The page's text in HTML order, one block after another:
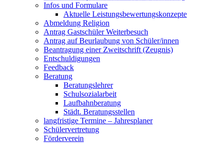
Infos und Formulare
Aktuelle Leistungsbewertungskonzepte
Abmeldung Religion
Antrag Gastschüler Weiterbesuch
Antrag auf Beurlaubung von Schüler/innen
Beantragung einer Zweitschrift (Zeugnis)
Entschuldigungen
Feedback
Beratung
Beratungslehrer
Schulsozialarbeit
Laufbahnberatung
Städt. Beratungsstellen
langfristige Termine – Jahresplaner
Schülervertretung
Förderverein